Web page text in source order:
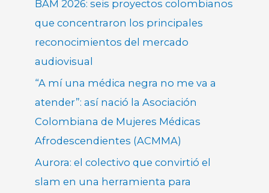
BAM 2026: seis proyectos colombianos
que concentraron los principales
reconocimientos del mercado
audiovisual
“A mí una médica negra no me va a
atender”: así nació la Asociación
Colombiana de Mujeres Médicas
Afrodescendientes (ACMMA)
Aurora: el colectivo que convirtió el
slam en una herramienta para